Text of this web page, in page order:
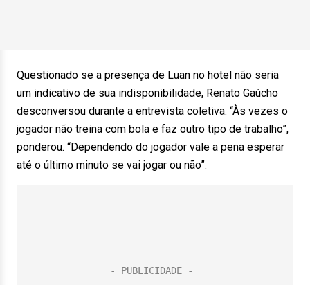
Questionado se a presença de Luan no hotel não seria
um indicativo de sua indisponibilidade, Renato Gaúcho
desconversou durante a entrevista coletiva. “Às vezes o
jogador não treina com bola e faz outro tipo de trabalho”,
ponderou. “Dependendo do jogador vale a pena esperar
até o último minuto se vai jogar ou não”.